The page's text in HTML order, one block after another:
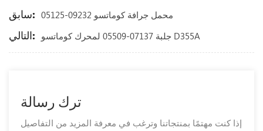
سابق: محمل جرافة كوماتسو 09232-05125
التالي: جلبة 07137-05509 لمحرك كوماتسو D355A
ترك رسالة
إذا كنت مهتمًا بمنتجاتنا وترغب في معرفة المزيد من التفاصيل